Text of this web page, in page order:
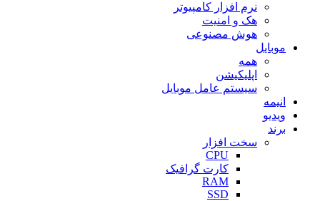
نرم افزار کامپیوتر
هک و امنیت
هوش مصنوعی
موبایل
همه
اپلیکیشن
سیستم عامل موبایل
انیمه
ویدیو
برند
سخت افزار
CPU
کارت گرافیک
RAM
SSD